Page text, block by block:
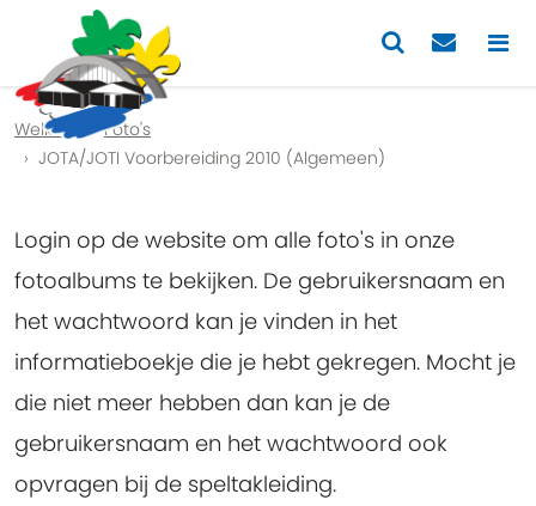
Previous
Welkom
Foto's
JOTA/JOTI Voorbereiding 2010 (Algemeen)
Login op de website om alle foto's in onze
fotoalbums te bekijken. De gebruikersnaam en
het wachtwoord kan je vinden in het
informatieboekje die je hebt gekregen. Mocht je
die niet meer hebben dan kan je de
gebruikersnaam en het wachtwoord ook
opvragen bij de speltakleiding.